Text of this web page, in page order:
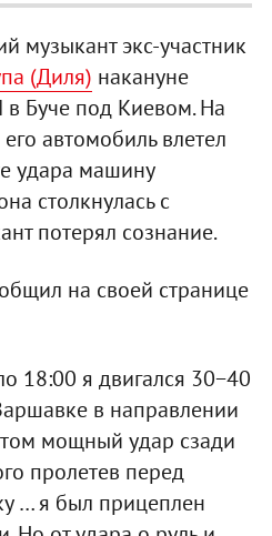
музыкант экс-участник
(Диля) накануне
Буче под Киевом. На
автомобиль влетел
удара машину
столкнулась с
потерял сознание.
на своей странице
18:00 я двигался 30−40
в направлении
мощный удар сзади
пролетев перед
… я был прицеплен